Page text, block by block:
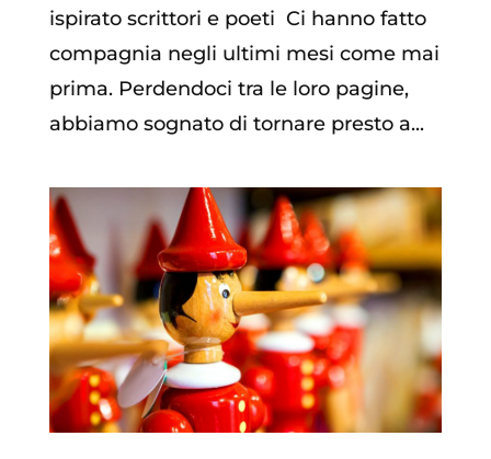
ispirato scrittori e poeti Ci hanno fatto
compagnia negli ultimi mesi come mai
prima. Perdendoci tra le loro pagine,
abbiamo sognato di tornare presto a...